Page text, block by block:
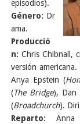
episodios).
Género: Dr
ama.
Producció
n:Chris Chibnall,
versión
Anya Epstein (
(The Bridge), Dan
(Broadchurch).
Reparto: